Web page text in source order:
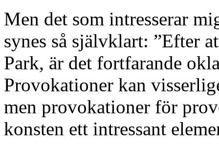
Men det som intresserar
synes så självklart: ”Efter
Park, är det fortfarande
Provokationer kan
men provokationer för
konsten ett intressant